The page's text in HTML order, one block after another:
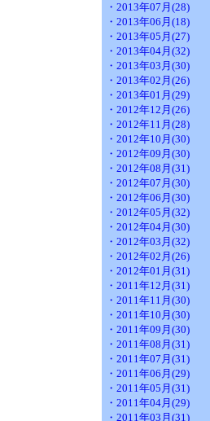
・2013年07月(28)
・2013年06月(18)
・2013年05月(27)
・2013年04月(32)
・2013年03月(30)
・2013年02月(26)
・2013年01月(29)
・2012年12月(26)
・2012年11月(28)
・2012年10月(30)
・2012年09月(30)
・2012年08月(31)
・2012年07月(30)
・2012年06月(30)
・2012年05月(32)
・2012年04月(30)
・2012年03月(32)
・2012年02月(26)
・2012年01月(31)
・2011年12月(31)
・2011年11月(30)
・2011年10月(30)
・2011年09月(30)
・2011年08月(31)
・2011年07月(31)
・2011年06月(29)
・2011年05月(31)
・2011年04月(29)
・2011年03月(31)